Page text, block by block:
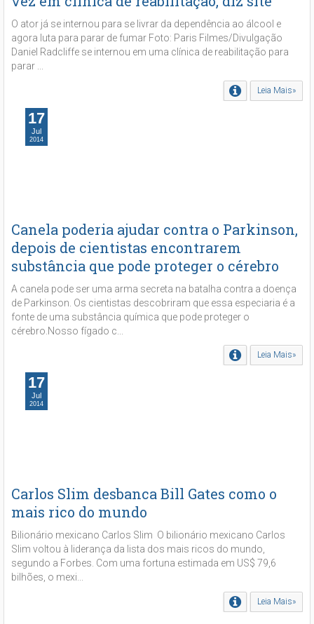
O ator já se internou para se livrar da dependência ao álcool e
agora luta para parar de fumar Foto: Paris Filmes/Divulgação
Daniel Radcliffe se internou em uma clínica de reabilitação para
parar ...
Leia Mais»
Canela poderia ajudar contra o Parkinson,
depois de cientistas encontrarem
substância que pode proteger o cérebro
A canela pode ser uma arma secreta na batalha contra a doença
de Parkinson. Os cientistas descobriram que essa especiaria é a
fonte de uma substância química que pode proteger o
cérebro.Nosso fígado c...
Leia Mais»
17
Jul
2014
Carlos Slim desbanca Bill Gates como o
mais rico do mundo
Bilionário mexicano Carlos Slim O bilionário mexicano Carlos
Slim voltou à liderança da lista dos mais ricos do mundo,
segundo a Forbes. Com uma fortuna estimada em US$ 79,6
bilhões, o mexi...
Leia Mais»
17
Jul
2014